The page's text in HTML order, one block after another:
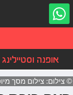
אופנה וסטיילינג
© צילום: צילום מסך